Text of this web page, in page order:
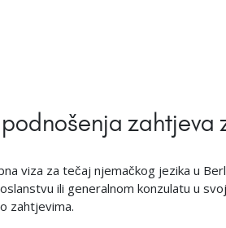
zahtjeva
viza za tečaj njemačkog jezika u
ili generalnom konzulatu u
zahtjevima.